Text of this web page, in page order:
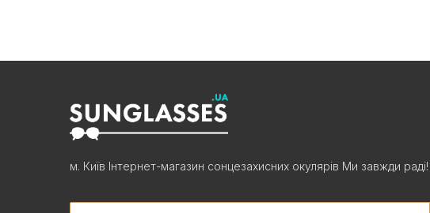
м. Київ Інтернет-магазин сонцезахисних окулярів Ми завжди раді!
Search